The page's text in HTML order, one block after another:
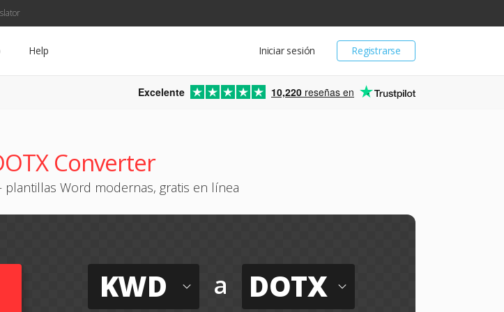
Registrarse
Iniciar sesión
Help
Excelente 10,220 reseñas en
Converter
plantillas Word modernas, gratis en línea
KWD a DOTX